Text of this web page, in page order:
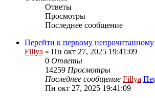
Ответы
Просмотры
Последнее сообщение
Перейти к первому
Fillya » Пн окт 27, 2025 19:41:09
0 Ответы
14259 Просмотры
Последнее сообщение Fillya
Пн окт 27, 2025 19:41:09